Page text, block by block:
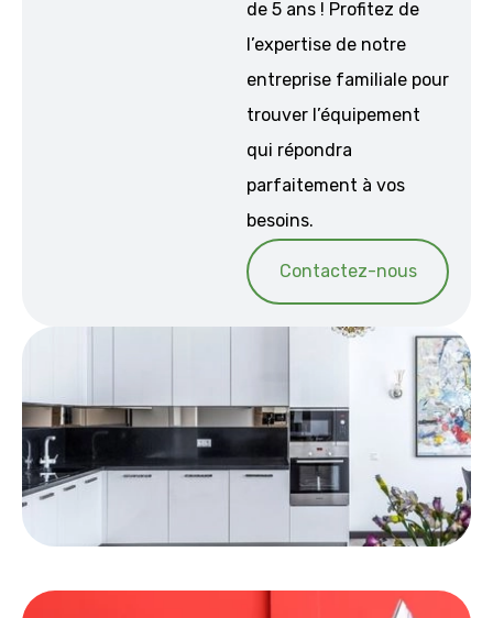
de 5 ans ! Profitez de
l’expertise de notre
entreprise familiale pour
trouver l’équipement
qui répondra
parfaitement à vos
besoins.
Contactez-nous